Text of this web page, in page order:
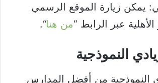
يمكن زيارة الموقع الرسمي
عبر الرابط “من هنا“.
النموذجية
النموذجية من أفضل المدارس